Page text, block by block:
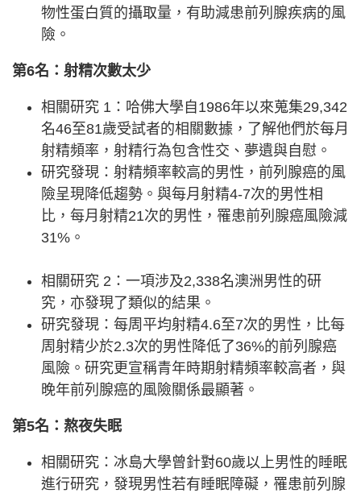
物性蛋白質的攝取量，有助減患前列腺疾病的風
險。
第6名：射精次數太少
相關研究 1：哈佛大學自1986年以來蒐集29,342
名46至81歲受試者的相關數據，了解他們於每月
射精頻率，射精行為包含性交、夢遺與自慰。
研究發現：射精頻率較高的男性，前列腺癌的風
險呈現降低趨勢。與每月射精4-7次的男性相
比，每月射精21次的男性，罹患前列腺癌風險減
31%。
相關研究 2：一項涉及2,338名澳洲男性的研
究，亦發現了類似的結果。
研究發現：每周平均射精4.6至7次的男性，比每
周射精少於2.3次的男性降低了36%的前列腺癌
風險。研究更宣稱青年時期射精頻率較高者，與
晚年前列腺癌的風險關係最顯著。
第5名：熬夜失眠
相關研究：冰島大學曾針對60歲以上男性的睡眠
進行研究，發現男性若有睡眠障礙，罹患前列腺